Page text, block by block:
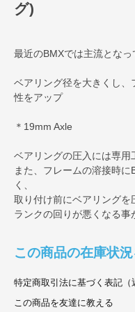
グ)
最近のBMXでは主流とな
ベアリング径を大きくし、
性をアップ
＊19mm Axle
ベアリングの圧入には専用
また、フレームの溶接時
く、
取り付け前にベアリングを
ランクの回りが悪くなる事
この商品の在庫状
特定商取引法に基づく表記（
この商品を友達に教える